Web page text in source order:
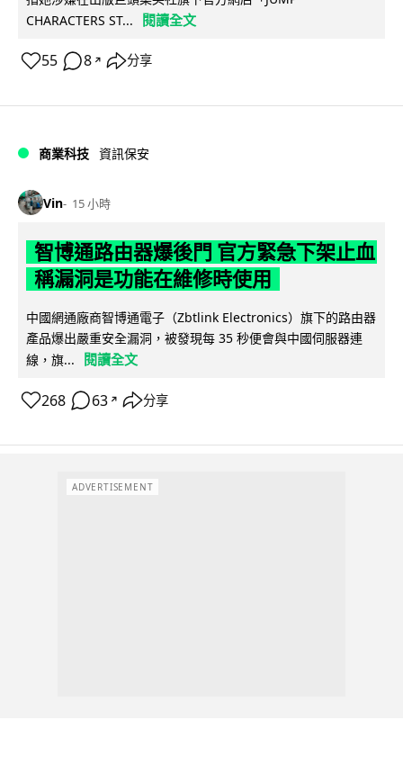
CHARACTERS ST...
閱讀全文
55 8 ↗ 分享
商業科技 資訊保安
Vin 15 小時
智博通路由器爆後門 官方緊急下架止血
稱漏洞是功能在維修時使用
中國網通廠商智博通電子（Zbtlink Electronics）旗下的路由器
產品爆出嚴重安全漏洞，被發現每 35 秒便會與中國伺服器連
線，旗...
閱讀全文
268 63 ↗ 分享
ADVERTISEMENT